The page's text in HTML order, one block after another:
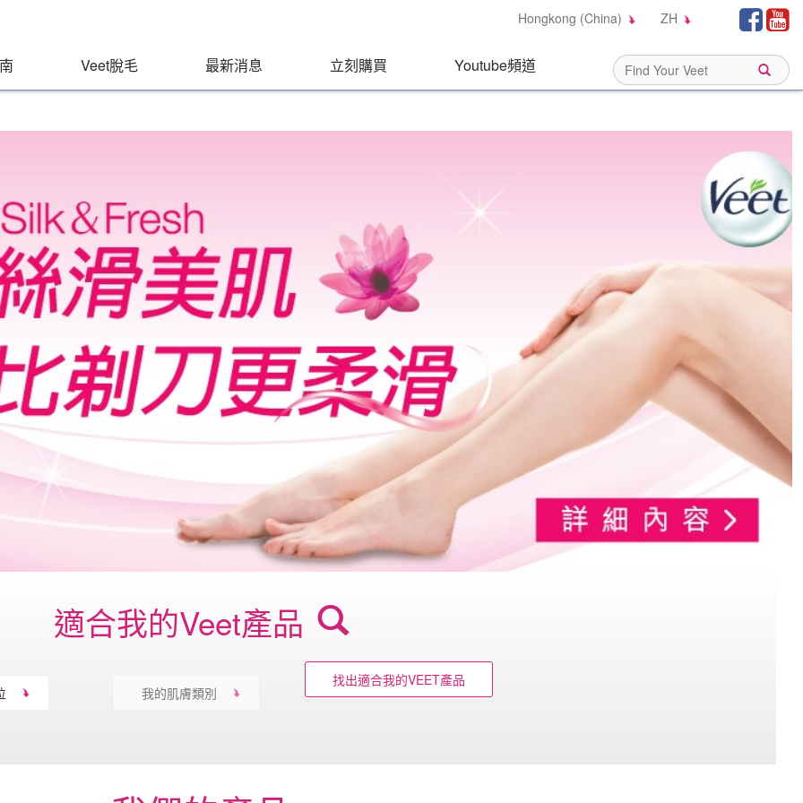
Social
Links:
Hongkong (China) ZH
Veet脫毛 最新消息 立刻購買 Youtube頻道
適合我的Veet產品
我的肌膚類別
找出適合我的VEET產品